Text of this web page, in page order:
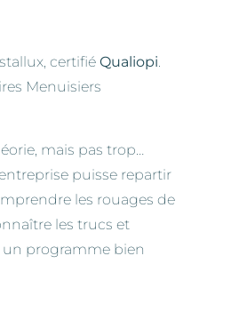
certifiéQualiopi.
Menuisiers
mais pas trop…
puisse repartir
les rouages de
les trucs et
un programme bien